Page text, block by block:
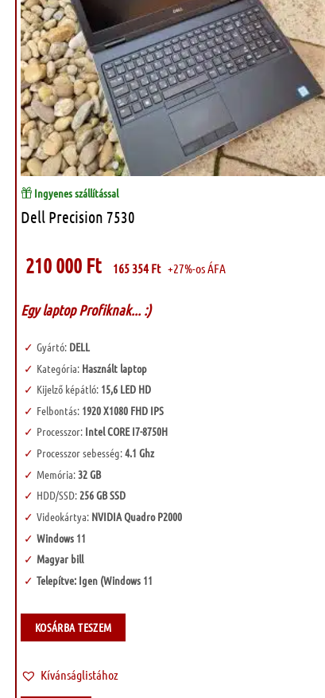
Ingyenes szállítással
Dell Precision 7530
210 000 Ft 165 354Ft +27%-os ÁFA
Egy laptop Profiknak... :)
Gyártó:DELL
Kategória: Használt laptop
Kijelző képátló: 15,6 LED HD
Felbontás: 1920 X1080 FHD IPS
Processzor:Intel CORE I7-8750H
Processzor sebesség:4.1 Ghz
Memória:32 GB
HDD/SSD:256 GB SSD
Videokártya: NVIDIA Quadro P2000
Windows 11
Magyar bill
Telepítve: Igen (Windows 11
KOSÁRBA TESZEM
Kívánságlistához